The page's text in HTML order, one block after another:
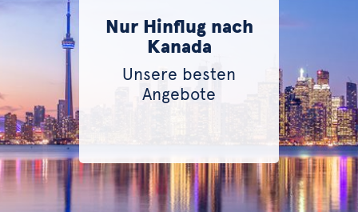
Nur Hinflug nach
Kanada
Unsere besten
Angebote